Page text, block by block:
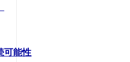
可能性